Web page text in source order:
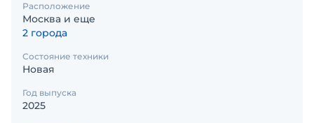
Расположение
Москва и еще
2 города
Состояние техники
Новая
Год выпуска
2025